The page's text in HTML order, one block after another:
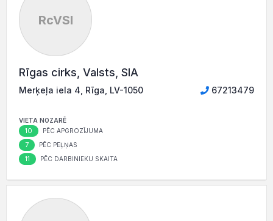
RcVSI
Rīgas cirks, Valsts, SIA
Merķeļa iela 4, Rīga, LV-1050 67213479
VIETA NOZARĒ
10 PĒC APGROZĪJUMA
7 PĒC PEĻŅAS
11 PĒC DARBINIEKU SKAITA